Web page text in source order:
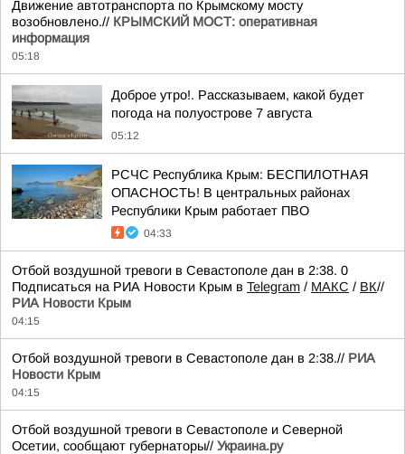
Движение автотранспорта по Крымскому мосту
возобновлено.// КРЫМСКИЙ МОСТ: оперативная
информация
05:18
Доброе утро!. Рассказываем, какой будет
погода на полуострове 7 августа
05:12
РСЧС Республика Крым: БЕСПИЛОТНАЯ
ОПАСНОСТЬ! В центральных районах
Республики Крым работает ПВО
04:33
Отбой воздушной тревоги в Севастополе дан в 2:38. 0
Подписаться на РИА Новости Крым в Telegram / МАКС / ВК//
РИА Новости Крым
04:15
Отбой воздушной тревоги в Севастополе дан в 2:38.// РИА
Новости Крым
04:15
Отбой воздушной тревоги в Севастополе и Северной
Осетии, сообщают губернаторы// Украина.ру